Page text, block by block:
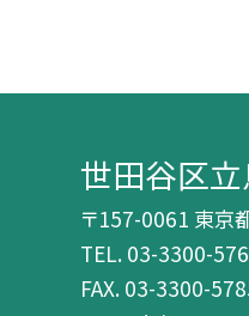
世田谷区
〒157-0061 東京
TEL. 03-3300-
FAX. 03-3300-